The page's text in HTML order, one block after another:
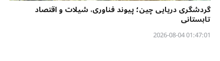
گردشگری دریایی چین؛ پیوند فناوری، شیلات و اقتصاد
تابستانی
01:47:01 2026-08-04